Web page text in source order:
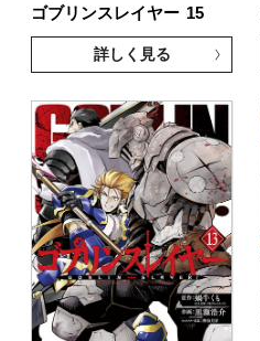
ゴブリンスレイヤー 15
詳しく見る